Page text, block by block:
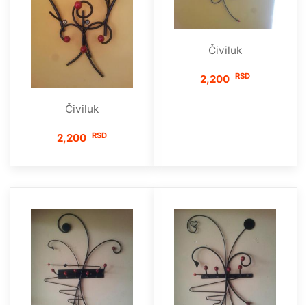
Čiviluk
2,200 RSD
Čiviluk
2,200 RSD